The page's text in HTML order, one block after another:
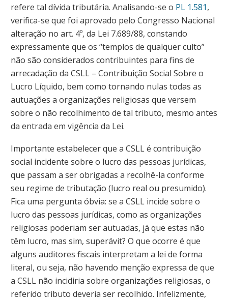
refere tal dívida tributária. Analisando-se o PL 1.581,
verifica-se que foi aprovado pelo Congresso Nacional
alteração no art. 4º, da Lei 7.689/88, constando
expressamente que os “templos de qualquer culto”
não são considerados contribuintes para fins de
arrecadação da CSLL – Contribuição Social Sobre o
Lucro Líquido, bem como tornando nulas todas as
autuações a organizações religiosas que versem
sobre o não recolhimento de tal tributo, mesmo antes
da entrada em vigência da Lei.
Importante estabelecer que a CSLL é contribuição
social incidente sobre o lucro das pessoas jurídicas,
que passam a ser obrigadas a recolhê-la conforme
seu regime de tributação (lucro real ou presumido).
Fica uma pergunta óbvia: se a CSLL incide sobre o
lucro das pessoas jurídicas, como as organizações
religiosas poderiam ser autuadas, já que estas não
têm lucro, mas sim, superávit? O que ocorre é que
alguns auditores fiscais interpretam a lei de forma
literal, ou seja, não havendo menção expressa de que
a CSLL não incidiria sobre organizações religiosas, o
referido tributo deveria ser recolhido. Infelizmente,